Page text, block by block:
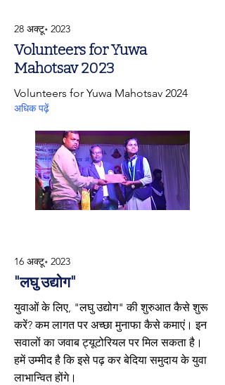
28 अक्टू॰ 2023
Volunteers for Yuwa
Mahotsav 2023
Volunteers for Yuwa Mahotsav 2024
अधिक पढ़ें
16 अक्टू॰ 2023
"लघु उद्योग"
युवाओं के लिए, "लघु उद्योग" की शुरुआत कैसे शुरू
करें? कम लागत पर अच्छा मुनाफा कैसे कमाएं। इन
सवालों का जवाब ट्यूटोरियल पर मिल सकता है।
हमें उम्मीद है कि इसे पढ़ कर बेदिया समुदाय के युवा
लाभान्वित होंगे।